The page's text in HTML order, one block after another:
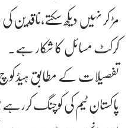
مڑ کر نہیں دیکھ سکتے،ناقدین
کرکٹ مسائل کا شکار ہے۔
تفصیلات کے مطابق ہیڈ
پاکستان ٹیم کی کوچنگ